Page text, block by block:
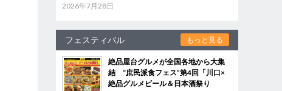
2026年7月28日
フェスティバル もっと見る
絶品屋台グルメが全国各地から大集
結 “庶民派食フェス”第4回「川口×
絶品グルメビール＆日本酒祭り